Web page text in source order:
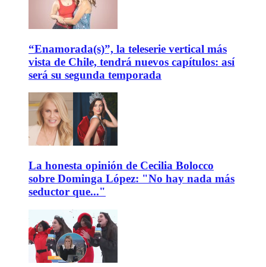
“Enamorada(s)”, la teleserie vertical más
vista de Chile, tendrá nuevos capítulos: así
será su segunda temporada
La honesta opinión de Cecilia Bolocco
sobre Dominga López: "No hay nada más
seductor que..."